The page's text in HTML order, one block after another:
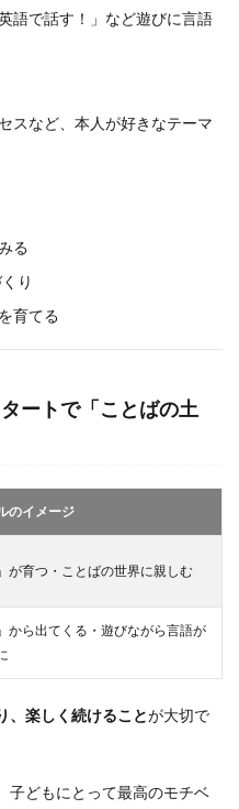
で話す！」など遊びに言語
など、本人が好きなテーマ
る
り
育てる
ートで「ことばの土
のイメージ
が育つ・ことばの世界に親しむ
から出てくる・遊びながら言語が
、楽しく続けることが大切で
子どもにとって最高のモチベ